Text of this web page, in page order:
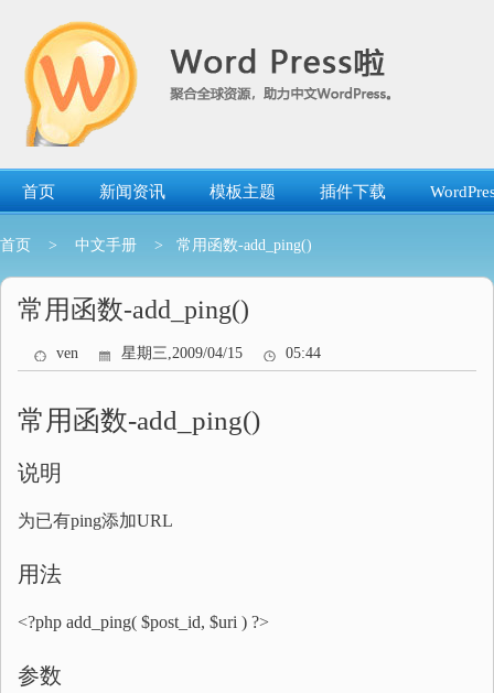
首页 新闻资讯 模板主题 插件下载
首页 > 中文手册 > 常用函数-add_ping()
常用函数-add_ping()
ven 星期三,2009/04/15 05:44
常用函数-add_ping()
说明
为已有ping添加URL
用法
<?php add_ping( $post_id, $uri ) ?>
参数